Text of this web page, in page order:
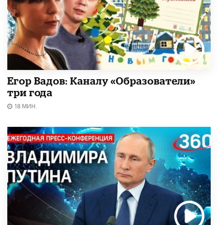
Егор Вадов: Каналу «Образователи»
три года
18 МИН.